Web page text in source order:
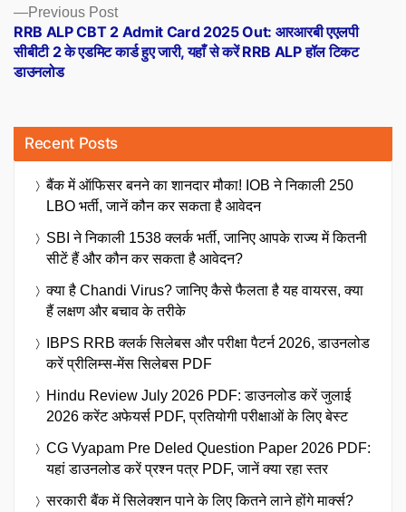
Previous PostPrevious
post:
RRB ALP CBT 2 Admit Card 2025 Out: आरआरबी एएलपी
सीबीटी 2 के एडमिट कार्ड हुए जारी, यहाँ से करें RRB ALP हॉल टिकट
डाउनलोड
Recent Posts
बैंक में ऑफिसर बनने का शानदार मौका! IOB ने निकाली 250
LBO भर्ती, जानें कौन कर सकता है आवेदन
SBI ने निकाली 1538 क्लर्क भर्ती, जानिए आपके राज्य में कितनी
सीटें हैं और कौन कर सकता है आवेदन?
क्या है Chandi Virus? जानिए कैसे फैलता है यह वायरस, क्या
हैं लक्षण और बचाव के तरीके
IBPS RRB क्लर्क सिलेबस और परीक्षा पैटर्न 2026, डाउनलोड
करें प्रीलिम्स-मेंस सिलेबस PDF
Hindu Review July 2026 PDF: डाउनलोड करें जुलाई
2026 करेंट अफेयर्स PDF, प्रतियोगी परीक्षाओं के लिए बेस्ट
CG Vyapam Pre Deled Question Paper 2026 PDF:
यहां डाउनलोड करें प्रश्न पत्र PDF, जानें क्या रहा स्तर
सरकारी बैंक में सिलेक्शन पाने के लिए कितने लाने होंगे मार्क्स?